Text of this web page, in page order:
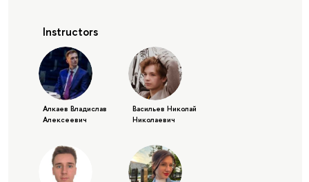
Instructors
Алкаев Владислав
Алексеевич
Васильев Николай
Николаевич